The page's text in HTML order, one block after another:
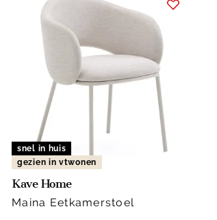
snel in huis
gezien in vtwonen
Kave Home
Maina Eetkamerstoel